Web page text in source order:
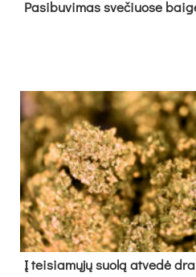
Pa­si­bu­vi­mas sve­čiuo­se
Į tei­sia­mų­jų suo­lą at­ve­dė